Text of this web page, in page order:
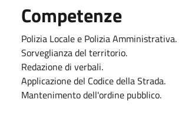
Competenze
Polizia Locale e Polizia Amministrativa.
Sorveglianza del territorio.
Redazione di verbali.
Applicazione del Codice della Strada.
Mantenimento dell'ordine pubblico.